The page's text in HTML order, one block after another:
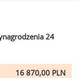
24
16 870,00 PLN